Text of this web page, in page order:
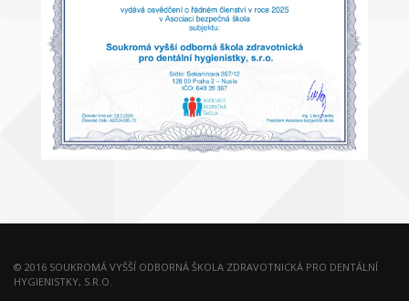
© 2016 SOUKROMÁ VYŠŠÍ ODBORNÁ ŠKOLA ZDRAVOTNICKÁ PRO DENTÁLNÍ
HYGIENISTKY, S.R.O.